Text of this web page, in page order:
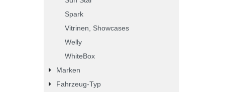
Spark
Vitrinen, Showcases
Welly
WhiteBox
Marken
Fahrzeug-Typ